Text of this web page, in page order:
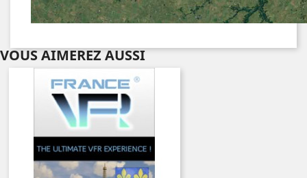
VOUS AIMEREZ AUSSI